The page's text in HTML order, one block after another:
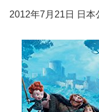
2012年7月21日 日本